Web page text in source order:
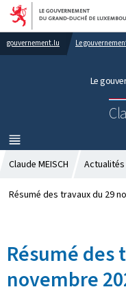
Aller
gouvernement.lu Le
Le
MENU
PRINCIPAL
Claude MEISCH Actualités
Résumé des travaux du 29
Résumé des
novembre